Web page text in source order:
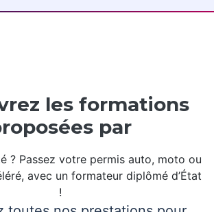
les formations
par
? Passez votre permis auto, moto ou
avec un formateur diplômé d’État
!